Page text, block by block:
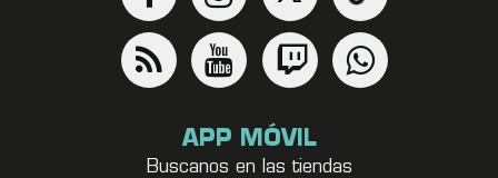
APP MÓVIL
Buscanos en las tiendas